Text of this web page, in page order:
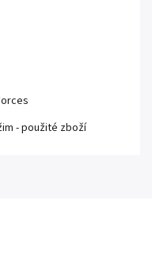
- použité zboží